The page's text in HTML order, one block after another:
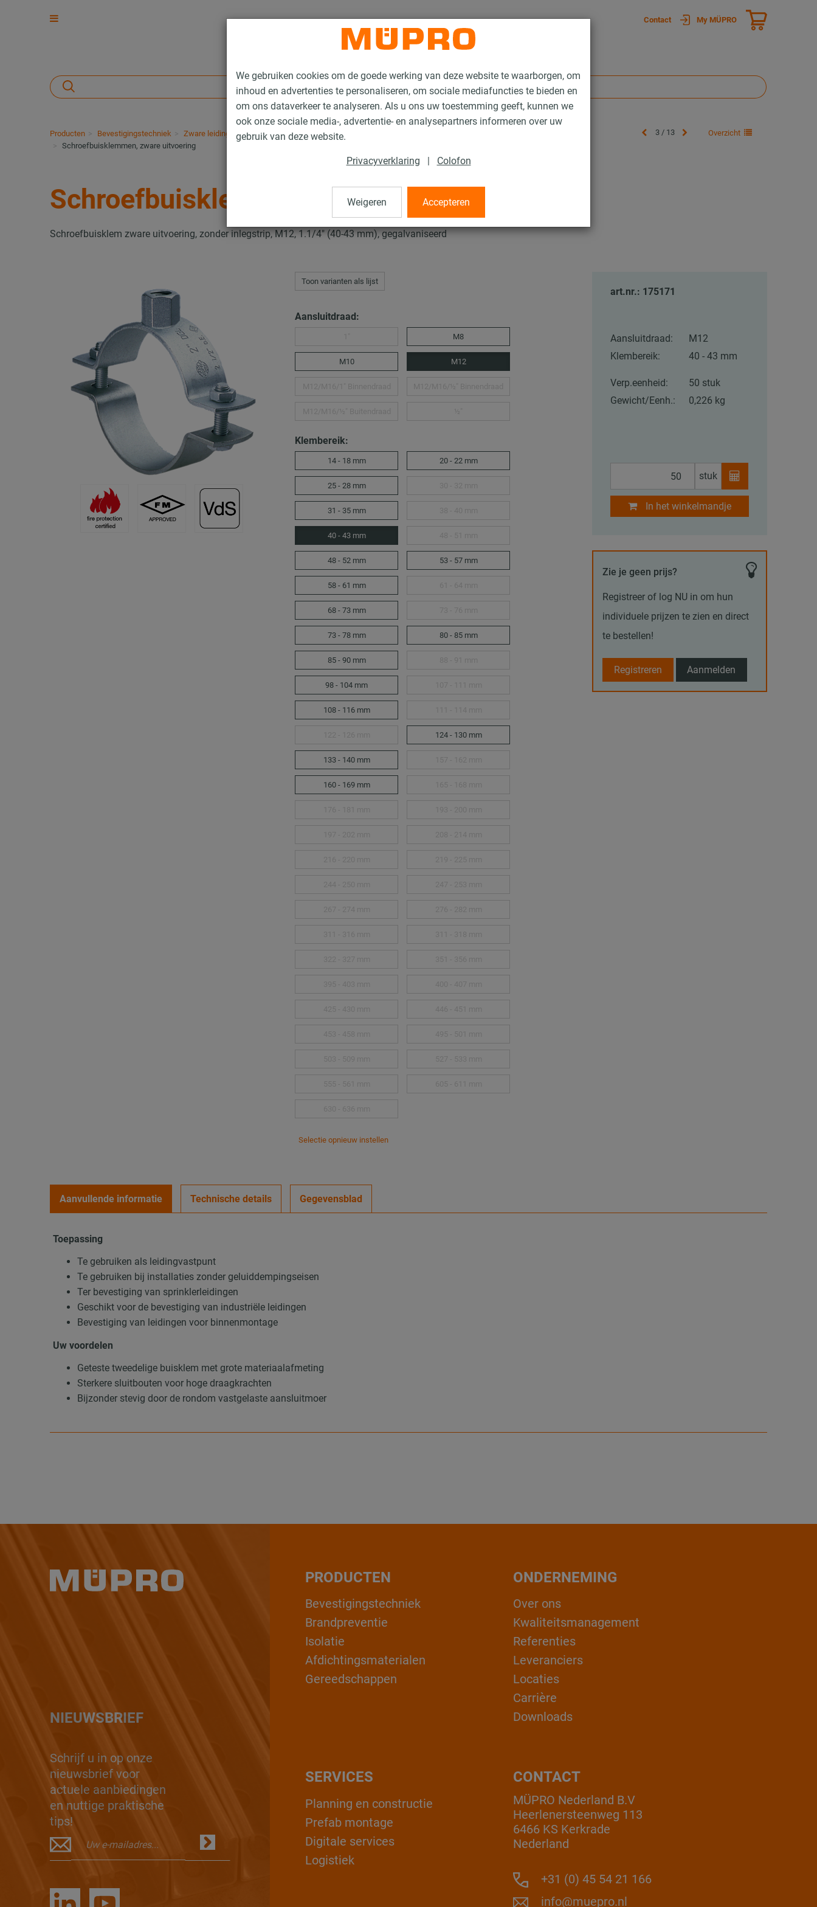
We gebruiken cookies om de goede werking van deze website te waarborgen, om
inhoud en advertenties te personaliseren, om sociale mediafuncties te bieden en
om ons dataverkeer te analyseren. Als u ons uw toestemming geeft, kunnen we
ook onze sociale media-, advertentie- en analysepartners informeren over uw
gebruik van deze website.
Privacyverklaring | Colofon
Weigeren Accepteren
Contact My MÜPRO
Producten Bevestigingstechniek Zware leidingbevestiging
Buisklemmen en toebehoren voor zware leidingbevestiging
Schroefbuisklemmen, zware uitvoering
3 / 13 Overzicht
Schroefbuisklemmen, zware uitvoering
Schroefbuisklem zware uitvoering, zonder inlegstrip, M12, 1.1/4" (40-43 mm), gegalvaniseerd
Toon varianten als lijst
Aansluitdraad:
M8
M10 M12
Klembereik:
14 - 18 mm 20 - 22 mm
25 - 28 mm
31 - 35 mm
40 - 43 mm
48 - 52 mm 53 - 57 mm
58 - 61 mm
68 - 73 mm
73 - 78 mm 80 - 85 mm
85 - 90 mm
98 - 104 mm
108 - 116 mm
124 - 130 mm
133 - 140 mm
160 - 169 mm
Selectie opnieuw instellen
art.nr.: 175171
Aansluitdraad:
M12
Klembereik:
40 - 43 mm
Verp.eenheid:
50 stuk
Gewicht/Eenh.:
0,226 kg
stuk
In het winkelmandje
Zie je geen prijs?
Registreer of log NU in om hun
individuele prijzen te zien en direct
te bestellen!
Registreren Aanmelden
Aanvullende informatie Technische details Gegevensblad
Toepassing
Te gebruiken als leidingvastpunt
Te gebruiken bij installaties zonder geluiddempingseisen
Ter bevestiging van sprinklerleidingen
Geschikt voor de bevestiging van industriële leidingen
Bevestiging van leidingen voor binnenmontage
Uw voordelen
Geteste tweedelige buisklem met grote materiaalafmeting
Sterkere sluitbouten voor hoge draagkrachten
Bijzonder stevig door de rondom vastgelaste aansluitmoer
NIEUWSBRIEF
Schrijf u in op onze
nieuwsbrief voor
actuele aanbiedingen
en nuttige praktische
tips!
PRODUCTEN
Bevestigingstechniek
Brandpreventie
Isolatie
Afdichtingsmaterialen
Gereedschappen
ONDERNEMING
Over ons
Kwaliteitsmanagement
Referenties
Leveranciers
Locaties
Carrière
Downloads
CONTACT
MÜPRO Nederland B.V
Heerlenersteenweg 113
6466 KS Kerkrade
Nederland
+31 (0) 45 54 21 166
info@muepro.nl
SERVICES
Planning en constructie
Prefab montage
Digitale services
Logistiek